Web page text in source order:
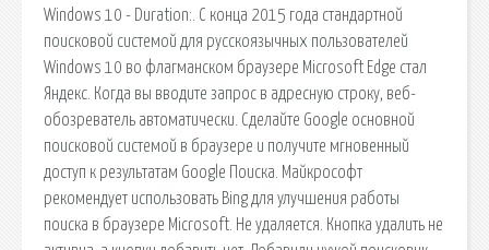
Windows 10 - Duration:. С конца 2015 года стандартной
поисковой системой для русскоязычных пользователей
Windows 10 во флагманском браузере Microsoft Edge стал
Яндекс. Когда вы вводите запрос в адресную строку, веб-
обозреватель автоматически. Сделайте Google основной
поисковой системой в браузере и получите мгновенный
доступ к результатам Google Поиска. Майкрософт
рекомендует использовать Bing для улучшения работы
поиска в браузере Microsoft. Не удаляется. Кнопка удалить не